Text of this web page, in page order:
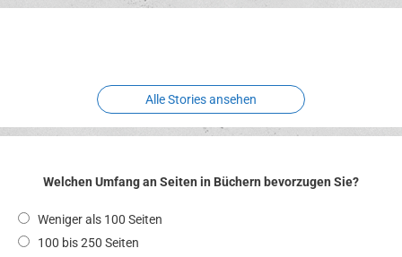
Erlebnispark
Verbotene
Alle Stories ansehen
Welchen Umfang an Seiten in Büchern bevorzugen Sie?
Weniger als 100 Seiten
100 bis 250 Seiten